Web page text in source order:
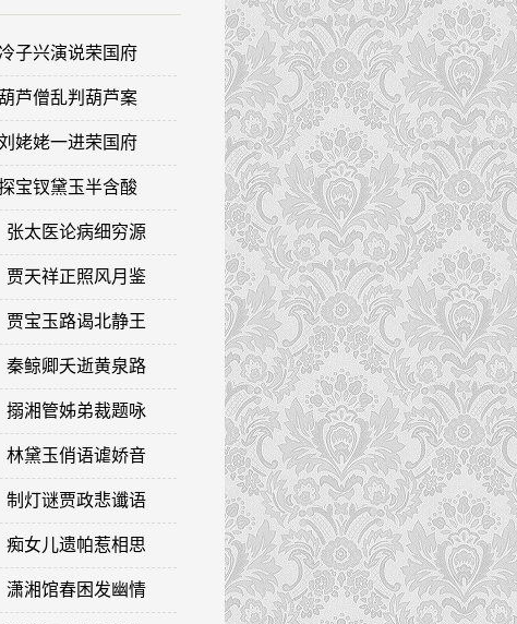
子兴演说荣国府
芦僧乱判葫芦案
姥姥一进荣国府
宝钗黛玉半含酸
太医论病细穷源
天祥正照风月鉴
宝玉路谒北静王
鲸卿夭逝黄泉路
湘管姊弟裁题咏
黛玉俏语谑娇音
灯谜贾政悲谶语
女儿遗帕惹相思
湘馆春困发幽情